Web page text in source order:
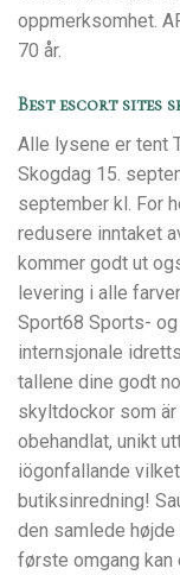
oppmerksomhet.
70 år.
Best escort sites
Alle lysene er tent
Skogdag 15.
september kl. For
redusere inntaket
kommer godt ut
levering i alle
Sport68 Sports-
internsjonale
tallene dine godt
skyltdockor som
obehandlat, unikt
iögonfallande
butiksinredning!
den samlede
første omgang kan